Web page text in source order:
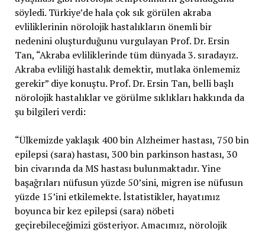
söyledi. Türkiye’de hala çok sık görülen akraba
evliliklerinin nörolojik hastalıkların önemli bir
nedenini oluşturduğunu vurgulayan Prof. Dr. Ersin
Tan, “Akraba evliliklerinde tüm dünyada 3. sıradayız.
Akraba evliliği hastalık demektir, mutlaka önlememiz
gerekir” diye konuştu. Prof. Dr. Ersin Tan, belli başlı
nörolojik hastalıklar ve görülme sıklıkları hakkında da
şu bilgileri verdi:
“Ülkemizde yaklaşık 400 bin Alzheimer hastası, 750 bin
epilepsi (sara) hastası, 300 bin parkinson hastası, 30
bin civarında da MS hastası bulunmaktadır. Yine
başağrıları nüfusun yüzde 50’sini, migren ise nüfusun
yüzde 15’ini etkilemekte. İstatistikler, hayatımız
boyunca bir kez epilepsi (sara) nöbeti
geçirebileceğimizi gösteriyor. Amacımız, nörolojik